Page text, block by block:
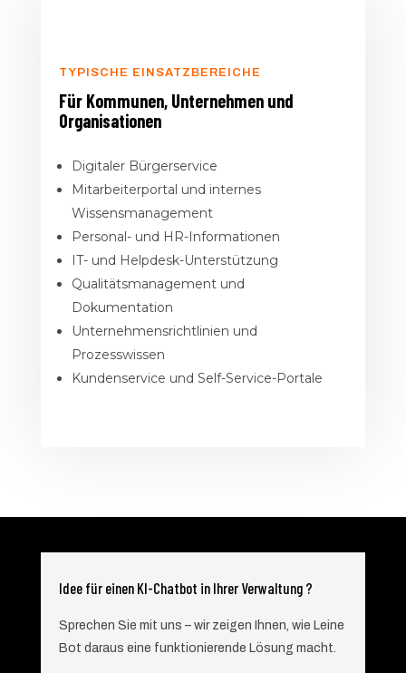
TYPISCHE EINSATZBEREICHE
Für Kommunen, Unternehmen und
Organisationen
Digitaler Bürgerservice
Mitarbeiterportal und internes
Wissensmanagement
Personal- und HR-Informationen
IT- und Helpdesk-Unterstützung
Qualitätsmanagement und
Dokumentation
Unternehmensrichtlinien und
Prozesswissen
Kundenservice und Self-Service-Portale
Idee für einen KI-Chatbot in Ihrer Verwaltung ?
Sprechen Sie mit uns – wir zeigen Ihnen, wie Leine
Bot daraus eine funktionierende Lösung macht.